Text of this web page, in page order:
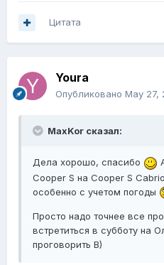
Цитата
Youra
Опубликовано May 27,
MaxKor сказал:
Дела хорошо, спасибо
Cooper S на Cooper S
особенно с учетом погоды
Просто надо точнее все
встретиться в субботу на
проговорить B)